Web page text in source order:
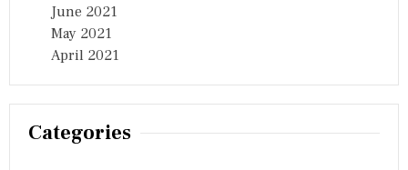
June 2021
May 2021
April 2021
Categories